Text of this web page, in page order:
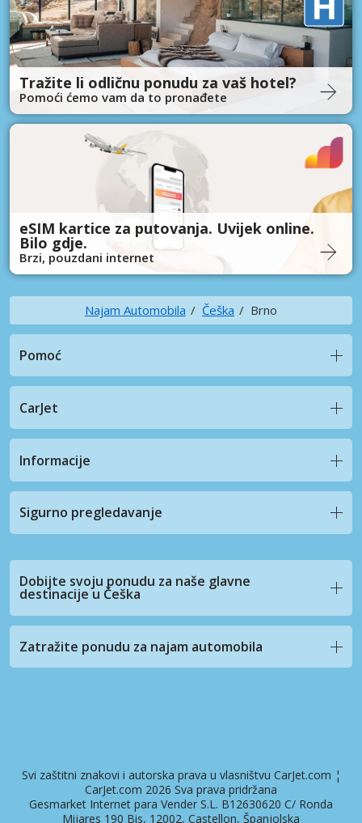
Tražite li odličnu ponudu za vaš hotel?
Pomoći ćemo vam da to pronađete
eSIM kartice za putovanja. Uvijek online.
Bilo gdje.
Brzi, pouzdani internet
Najam Automobila Češka Brno
Pomoć
CarJet
Informacije
Sigurno pregledavanje
Dobijte svoju ponudu za naše glavne
destinacije u Češka
Zatražite ponudu za najam automobila
Svi zaštitni znakovi i autorska prava u vlasništvu CarJet.com ¦
CarJet.com 2026 Sva prava pridržana
Gesmarket Internet para Vender S.L. B12630620 C/ Ronda
Mijares 190 Bis, 12002, Castellon, Španjolska